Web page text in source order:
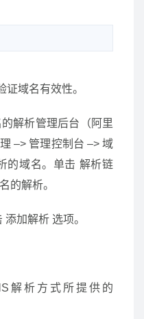
域名有效性。
解析管理后台（阿里
–> 管理控制台 –> 域
的域名。单击 解析链
的解析。
加解析 选项。
解析方式所提供的